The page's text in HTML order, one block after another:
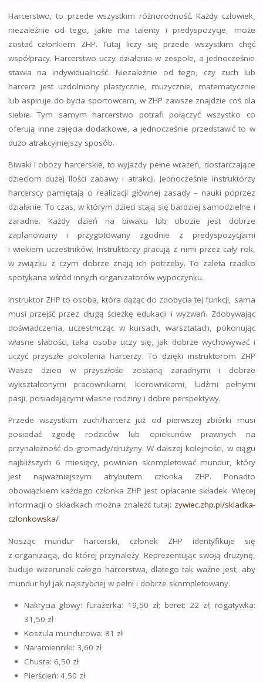
Harcerstwo, to przede wszystkim różnorodność. Każdy człowiek,
niezależnie od tego, jakie ma talenty i predyspozycje, może
zostać członkiem ZHP. Tutaj liczy się przede wszystkim chęć
współpracy. Harcerstwo uczy działania w zespole, a jednocześnie
stawia na indywidualność. Niezależnie od tego, czy zuch lub
harcerz jest uzdolniony plastycznie, muzycznie, matematycznie
lub aspiruje do bycia sportowcem, w ZHP zawsze znajdzie coś dla
siebie. Tym samym harcerstwo potrafi połączyć wszystko co
oferują inne zajęcia dodatkowe, a jednocześnie przedstawić to w
dużo atrakcyjniejszy sposób.
Biwaki i obozy harcerskie, to wyjazdy pełne wrażeń, dostarczające
dzieciom dużej ilości zabawy i atrakcji. Jednocześnie instruktorzy
harcerscy pamiętają o realizacji głównej zasady – nauki poprzez
działanie. To czas, w którym dzieci stają się bardziej samodzielne i
zaradne. Każdy dzień na biwaku lub obozie jest dobrze
zaplanowany i przygotowany zgodnie z predyspozycjami
i wiekiem uczestników. Instruktorzy pracują z nimi przez cały rok,
w związku z czym dobrze znają ich potrzeby. To zaleta rzadko
spotykana wśród innych organizatorów wypoczynku.
Instruktor ZHP to osoba, która dążąc do zdobycia tej funkcji, sama
musi przejść przez długą ścieżkę edukacji i wyzwań. Zdobywając
doświadczenia, uczestnicząc w kursach, warsztatach, pokonując
własne słabości, taka osoba uczy się, jak dobrze wychowywać i
uczyć przyszłe pokolenia harcerzy. To dzięki instruktorom ZHP
Wasze dzieci w przyszłości zostaną zaradnymi i dobrze
wykształconymi pracownikami, kierownikami, ludźmi pełnymi
pasji, posiadającymi własne rodziny i dobre perspektywy.
Przede wszystkim zuch/harcerz już od pierwszej zbiórki musi
posiadać zgodę rodziców lub opiekunów prawnych na
przynależność do gromady/drużyny. W dalszej kolejności, w ciągu
najbliższych 6 miesięcy, powinien skompletować mundur, który
jest najważniejszym atrybutem członka ZHP. Ponadto
obowiązkiem każdego członka ZHP jest opłacanie składek. Więcej
informacji o składkach można znaleźć tutaj: zywiec.zhp.pl/skladka-
czlonkowska/
Nosząc mundur harcerski, członek ZHP identyfikuje się
z organizacją, do której przynależy. Reprezentując swoją drużynę,
buduje wizerunek całego harcerstwa, dlatego tak ważne jest, aby
mundur był jak najszybciej w pełni i dobrze skompletowany.
Nakrycia głowy: furażerka: 19,50 zł; beret: 22 zł; rogatywka:
31,50 zł
Koszula mundurowa: 81 zł
Naramienniki: 3,60 zł
Chusta: 6,50 zł
Pierścień: 4,50 zł